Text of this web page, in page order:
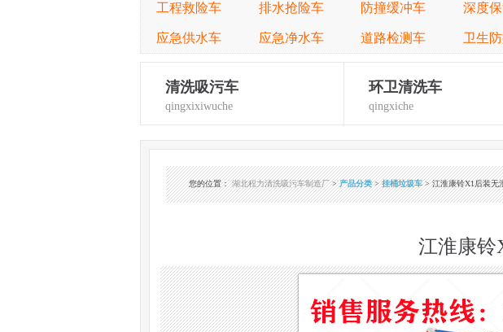
工程救险车 排水抢险车 防撞缓冲车 深度
应急供水车 应急净水车 道路检测车 卫生
清洗吸污车
qingxixiwuche
环卫清洗车
qingxiche
您的位置：湖北程力清洗吸污车制造厂>产品分类>挂桶垃圾车> 江淮康铃X1后装无
江淮康铃